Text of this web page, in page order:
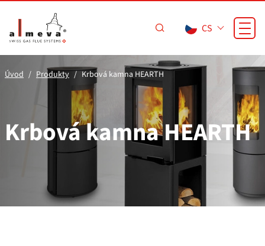
CS
Úvod Produkty Krbová kamna HEARTH
Krbová kamna HEARTH